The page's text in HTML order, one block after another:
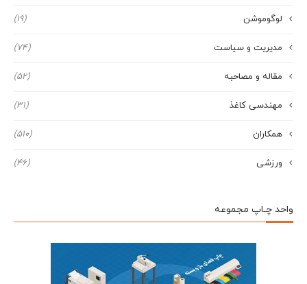
لوگوموشن (19)
مدیریت و سیاست (74)
مقاله و مصاحبه (52)
مهندسی کاغذ (31)
همکاران (510)
ورزشی (46)
واحد چـاپ مجموعه